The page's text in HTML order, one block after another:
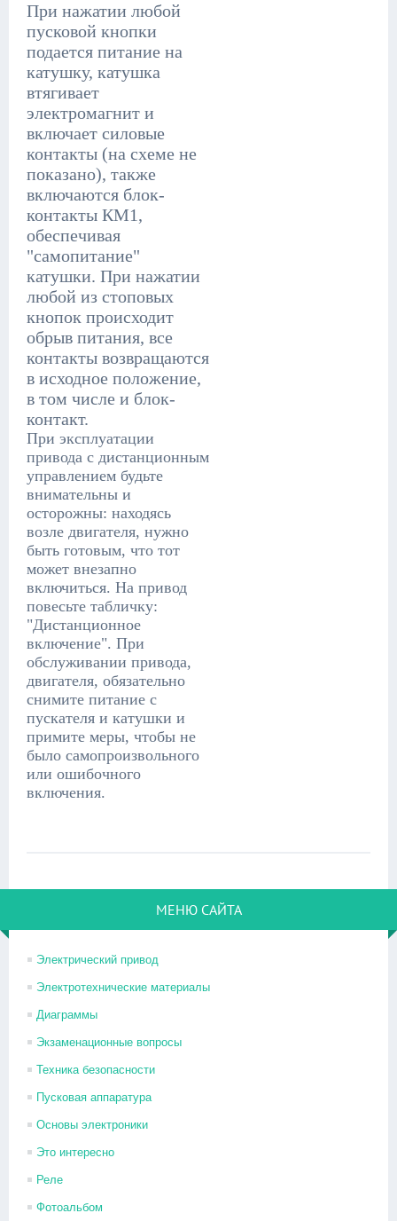
При нажатии любой
пусковой кнопки
подается питание на
катушку, катушка
втягивает
электромагнит и
включает силовые
контакты (на схеме не
показано), также
включаются блок-
контакты КМ1,
обеспечивая
"самопитание"
катушки. При нажатии
любой из стоповых
кнопок происходит
обрыв питания, все
контакты возвращаются
в исходное положение,
в том числе и блок-
контакт.
При эксплуатации
привода с дистанционным
управлением будьте
внимательны и
осторожны: находясь
возле двигателя, нужно
быть готовым, что тот
может внезапно
включиться. На привод
повесьте табличку:
"Дистанционное
включение". При
обслуживании привода,
двигателя, обязательно
снимите питание с
пускателя и катушки и
примите меры, чтобы не
было самопроизвольного
или ошибочного
включения.
МЕНЮ САЙТА
Электрический привод
Электротехнические материалы
Диаграммы
Экзаменационные вопросы
Техника безопасности
Пусковая аппаратура
Основы электроники
Это интересно
Реле
Фотоальбом